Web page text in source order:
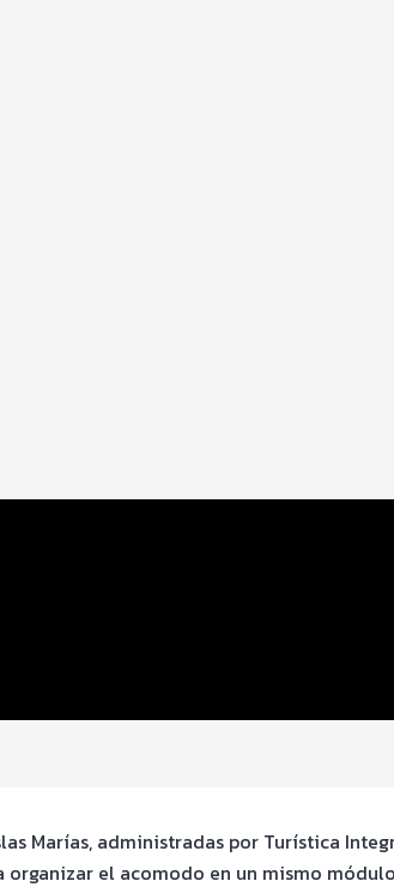
Marías, administradas por Turística
el acomodo en un mismo